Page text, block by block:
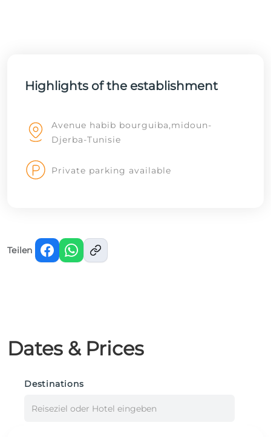
Highlights of the establishment
Avenue habib bourguiba,midoun-
Djerba-Tunisie
Private parking available
Teilen
Dates & Prices
Destinations
Reiseziel oder Hotel eingeben